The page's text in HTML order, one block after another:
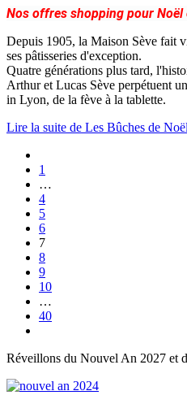
Nos offres shopping pour Noël
Depuis 1905, la Maison Sève fait
ses pâtisseries d'exception.
Quatre générations plus tard,
Arthur et Lucas Sève perpétuent
in Lyon, de la fève à la tablette.
Lire la suite de Les Bûches de
1
…
4
5
6
7
8
9
10
…
40
Réveillons du Nouvel An 2027 et